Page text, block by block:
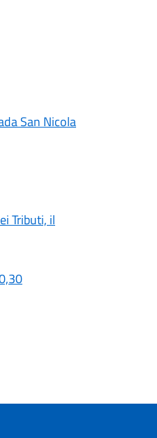
San Nicola
Tributi, il